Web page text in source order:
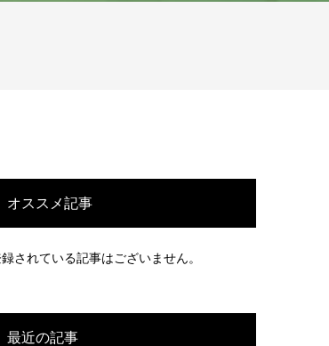
オススメ記事
されている記事はございません。
最近の記事